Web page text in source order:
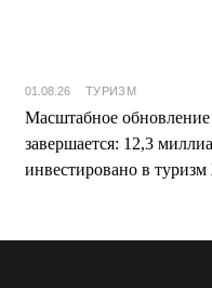
01.08.26 ТУРИЗМ
Масштабное
завершается: 12,3
инвестировано в туризм